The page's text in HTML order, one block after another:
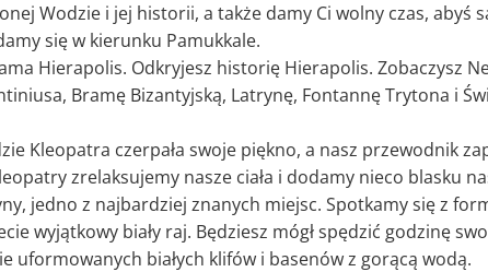
Wodzie i jej historii, a także damy Ci wolny czas, abyś
się w kierunku Pamukkale.
Hierapolis. Odkryjesz historię Hierapolis. Zobaczysz
Bramę Bizantyjską, Latrynę, Fontannę Trytona i
Kleopatra czerpała swoje piękno, a nasz przewodnik
zrelaksujemy nasze ciała i dodamy nieco blasku
jedno z najbardziej znanych miejsc. Spotkamy się z
wyjątkowy biały raj. Będziesz mógł spędzić godzinę
uformowanych białych klifów i basenów z gorącą wodą.